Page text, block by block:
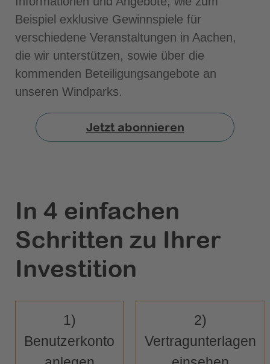
Beispiel exklusive Gewinnspiele für
verschiedene Veranstaltungen in Aachen,
die wir unterstützen, sowie über die
kommenden Beteiligungsangebote an
unseren Windparks.
Jetzt abonnieren
In 4 einfachen
Schritten zu Ihrer
Investition
1)
Benutzerkonto
2)
Vertragunterlagen